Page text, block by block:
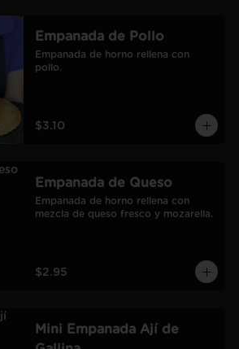
Empanada de Pollo
Empanada de horno rellena con
pollo.
$3.10
Empanada de Queso
Empanada de horno rellena con
mezcla de queso fresco y mozarella.
$2.95
Mini Empanada Ají de